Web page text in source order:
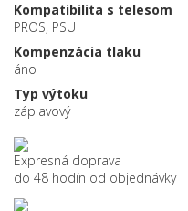
Kompatibilita s telesom
PROS, PSU
Kompenzácia tlaku
áno
Typ výtoku
záplavový
Expresná doprava
do 48 hodín od objednávky